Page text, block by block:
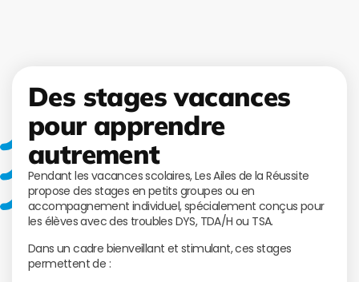
Des stages vacances
pour apprendre
autrement
Pendant les vacances scolaires, Les Ailes de la Réussite
propose des stages en petits groupes ou en
accompagnement individuel, spécialement conçus pour
les élèves avec des troubles DYS, TDA/H ou TSA.
Dans un cadre bienveillant et stimulant, ces stages
permettent de :